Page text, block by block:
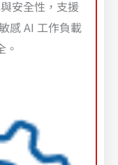
安全性，支援
感 AI 工作負載
。